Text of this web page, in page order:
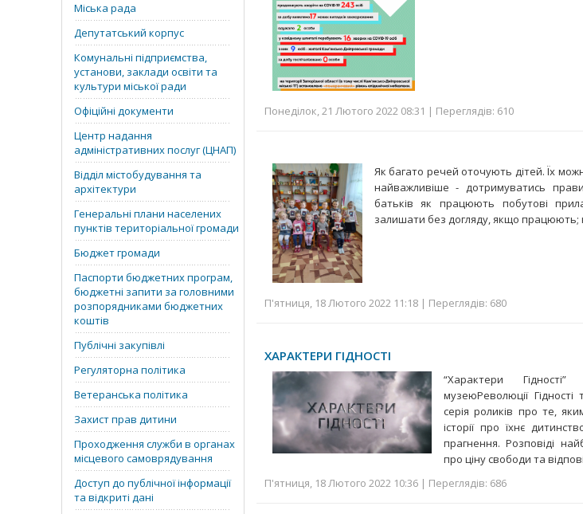
Міська рада
Депутатський корпус
Комунальні підприємства,
установи, заклади освіти та
культури міської ради
Офіційні документи
Центр надання
адміністративних послуг (ЦНАП)
Відділ містобудування та
архітектури
Генеральні плани населених
пунктів територіальної громади
Бюджет громади
Паспорти бюджетних програм,
бюджетні запити за головними
розпорядниками бюджетних
коштів
Публічні закупівлі
Регуляторна політика
Ветеранська політика
Захист прав дитини
Проходження служби в органах
місцевого самоврядування
Доступ до публічної інформації
та відкриті дані
Понеділок, 21 Лютого 2022 08:31 | Переглядів: 610
Як багато речей оточують дітей. Їх
найважливіше - дотримуватись
батьків як працюють побутові
залишати без догляду, якщо працюють;
П'ятниця, 18 Лютого 2022 11:18 | Переглядів: 680
ХАРАКТЕРИ ГІДНОСТІ
“Характери
музеюРеволюції
серія роликів про те,
історії про їхнє
прагнення. Розповіді
про ціну свободи та
П'ятниця, 18 Лютого 2022 10:36 | Переглядів: 686